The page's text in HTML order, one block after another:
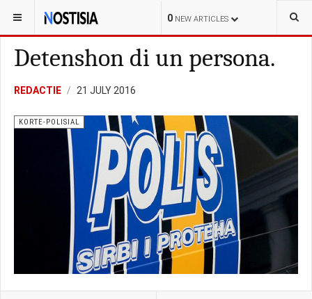
0 NEW ARTICLES
YOU ARE HERE: CURAÇAO FARANDULA
Detenshon di un persona.
REDACTIE 21 JULY 2016
KORTE-POLISIAL